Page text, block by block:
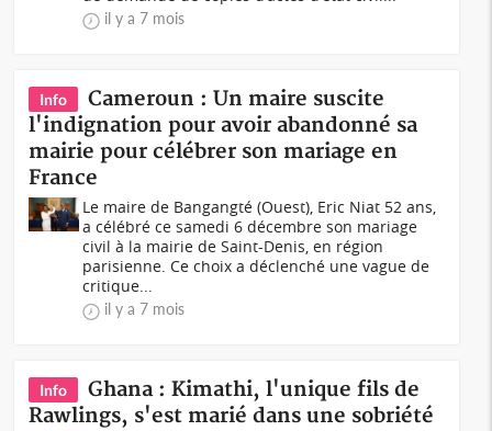
il y a 7 mois
Info
Cameroun : Un maire suscite
l'indignation pour avoir abandonné sa
mairie pour célébrer son mariage en
France
Le maire de Bangangté (Ouest), Eric Niat 52 ans,
a célébré ce samedi 6 décembre son mariage
civil à la mairie de Saint-Denis, en région
parisienne. Ce choix a déclenché une vague de
critique...
il y a 7 mois
Info
Ghana : Kimathi, l'unique fils de
Rawlings, s'est marié dans une sobriété